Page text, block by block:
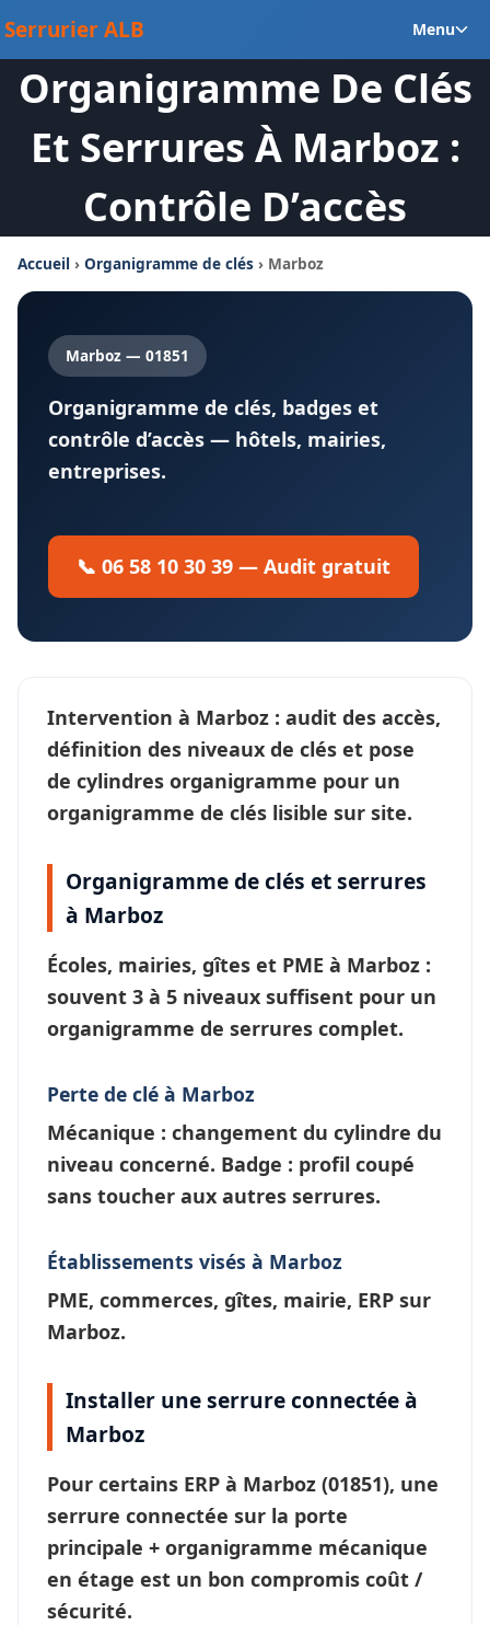
au
contenu
Serrurier ALB Menu
Organigramme De Clés
Et Serrures À Marboz :
Contrôle D’accès
Accueil › Organigramme de clés › Marboz
Marboz — 01851
Organigramme de clés, badges et
contrôle d’accès — hôtels, mairies,
entreprises.
📞 06 58 10 30 39 — Audit gratuit
Intervention à Marboz : audit des accès,
définition des niveaux de clés et pose
de cylindres organigramme pour un
organigramme de clés lisible sur site.
Organigramme de clés et serrures
à Marboz
Écoles, mairies, gîtes et PME à Marboz :
souvent 3 à 5 niveaux suffisent pour un
organigramme de serrures complet.
Perte de clé à Marboz
Mécanique : changement du cylindre du
niveau concerné. Badge : profil coupé
sans toucher aux autres serrures.
Établissements visés à Marboz
PME, commerces, gîtes, mairie, ERP sur
Marboz.
Installer une serrure connectée à
Marboz
Pour certains ERP à Marboz (01851), une
serrure connectée sur la porte
principale + organigramme mécanique
en étage est un bon compromis coût /
sécurité.